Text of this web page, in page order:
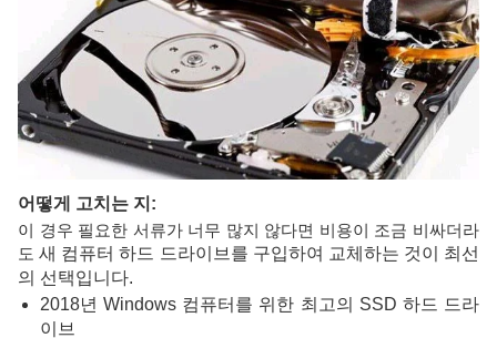
어떻게 고치는 지:
이 경우 필요한 서류가 너무 많지 않다면 비용이 조금 비싸더라
도새 컴퓨터 하드 드라이브를 구입하여 교체하는 것이 최선
의 선택입니다.
2018년 Windows 컴퓨터를 위한 최고의 SSD 하드 드라
이브